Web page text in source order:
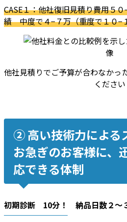
CASE１：他社復旧見積り費用５
績 中度で４−７万（重度で１０−
他社見積りでご予算が合わなかっ
ください
② 高い技術力による
お急ぎのお客様に、
応できる体制
初期診断 10分！ 納品日数２〜